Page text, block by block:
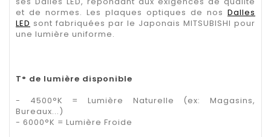
et de normes. Les plaques optiques de nos Dalles
LED sont fabriquées par le Japonais MITSUBISHI pour
une lumière uniforme.
T° de lumière disponible
- 4500°K = Lumière Naturelle (ex: Magasins,
Bureaux...)
- 6000°K = Lumière Froide